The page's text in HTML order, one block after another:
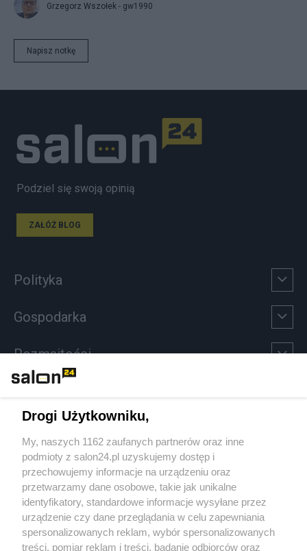
Grzegorz Wszołek - gw1990
Napisz notkę
Podziel się swoją opinią
ZAŁÓŻ BLOG
Polityka
Gospodarka
Rozmaitości
Sport
Społeczeństwo
Kultura
Drogi Użytkowniku,
My, naszych 1162 zaufanych partnerów oraz inne
podmioty z salon24.pl uzyskujemy dostęp i
przechowujemy informacje na urządzeniu oraz
przetwarzamy dane osobowe, takie jak unikalne
identyfikatory, standardowe informacje wysyłane przez
urządzenie czy dane przeglądania w celu zapewniania
spersonalizowanych reklam, wybór spersonalizowanych
treści, pomiar reklam i treści, badanie odbiorców oraz